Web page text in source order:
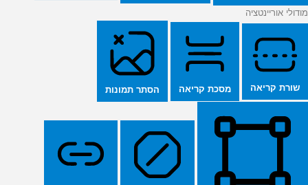
מודולי אוריינטציה
שורת קריאה מסכת קריאה הסתר תמונות